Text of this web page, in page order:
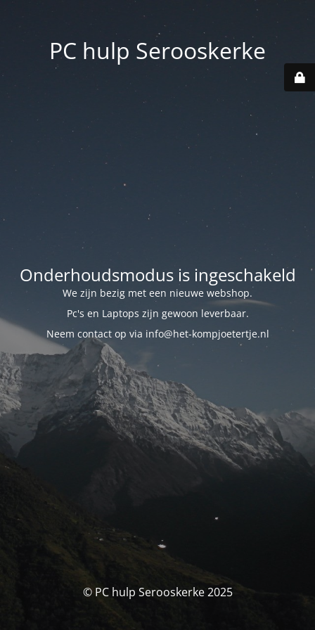
PC hulp Serooskerke
Onderhoudsmodus is ingeschakeld
We zijn bezig met een nieuwe webshop.
Pc's en Laptops zijn gewoon leverbaar.
Neem contact op via info@het-kompjoetertje.nl
© PC hulp Serooskerke 2025